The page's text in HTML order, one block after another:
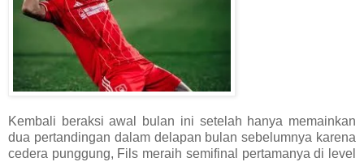
Kembali beraksi awal bulan ini setelah hanya memainkan
dua pertandingan dalam delapan bulan sebelumnya karena
cedera punggung, Fils meraih semifinal pertamanya di level